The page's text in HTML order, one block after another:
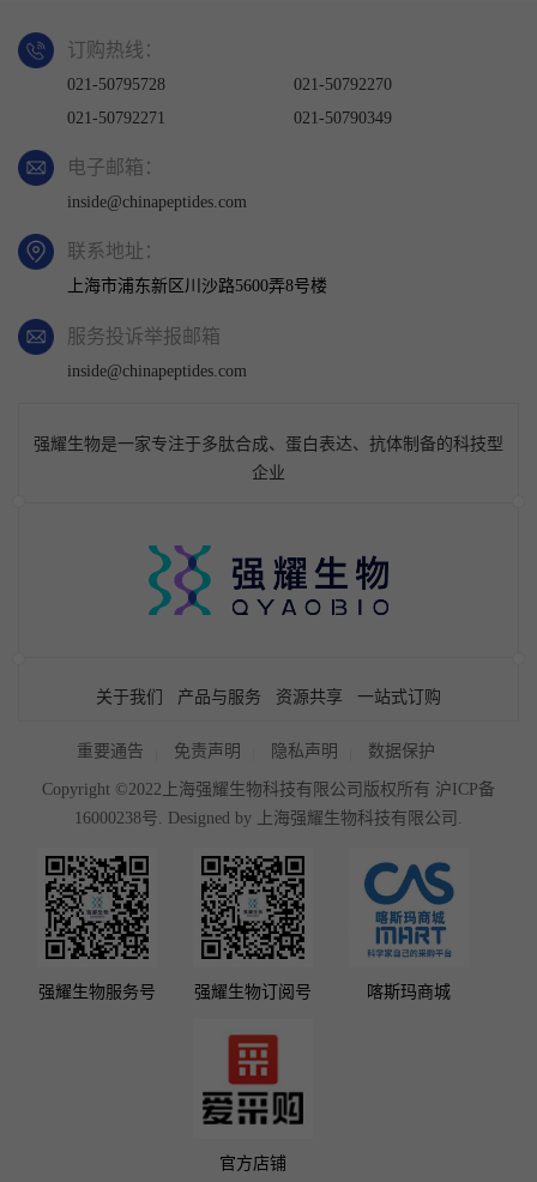
订购热线：
021-50795728
021-50792270
021-50792271
021-50790349
电子邮箱：
inside@chinapeptides.com
联系地址：
上海市浦东新区川沙路5600弄8号楼
服务投诉举报邮箱
inside@chinapeptides.com
强耀生物是一家专注于多肽合成、蛋白表达、抗体制备的科技型
企业
关于我们 产品与服务 资源共享 一站式订购
重要通告 免责声明 隐私声明 数据保护
Copyright ©2022上海强耀生物科技有限公司版权所有 沪ICP备
16000238号 . Designed by 上海强耀生物科技有限公司.
强耀生物服务号 强耀生物订阅号 喀斯玛商城
官方店铺